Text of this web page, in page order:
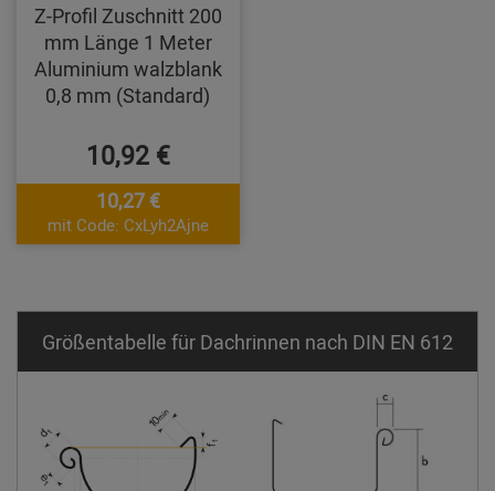
Z-Profil Zuschnitt 200
mm Länge 1 Meter
Aluminium walzblank
0,8 mm (Standard)
10,92 €
10,27 €
mit Code: CxLyh2Ajne
Größentabelle für Dachrinnen nach DIN EN 612